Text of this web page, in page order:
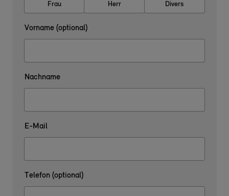
Frau Herr Divers
Vorname (optional)
Nachname
E-Mail
Telefon (optional)